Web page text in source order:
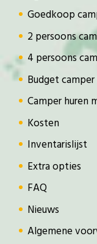
Goedkoop
2 persoons
4 persoons
Budget camper
Camper huren
Kosten
Inventarislijst
Extra opties
FAQ
Nieuws
Algemene